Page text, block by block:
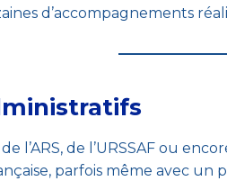
d’accompagnements
l’ARS, de l’URSSAF ou
parfois même avec